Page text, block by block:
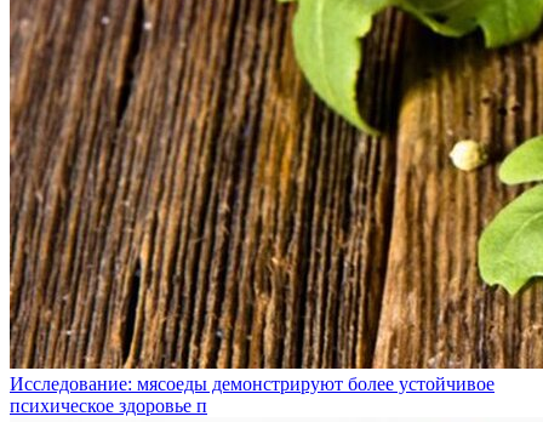
Исследование: мясоеды демонстрируют более устойчивое
психическое здоровье п